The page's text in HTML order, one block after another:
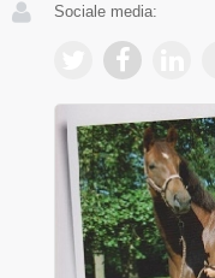
Sociale media: